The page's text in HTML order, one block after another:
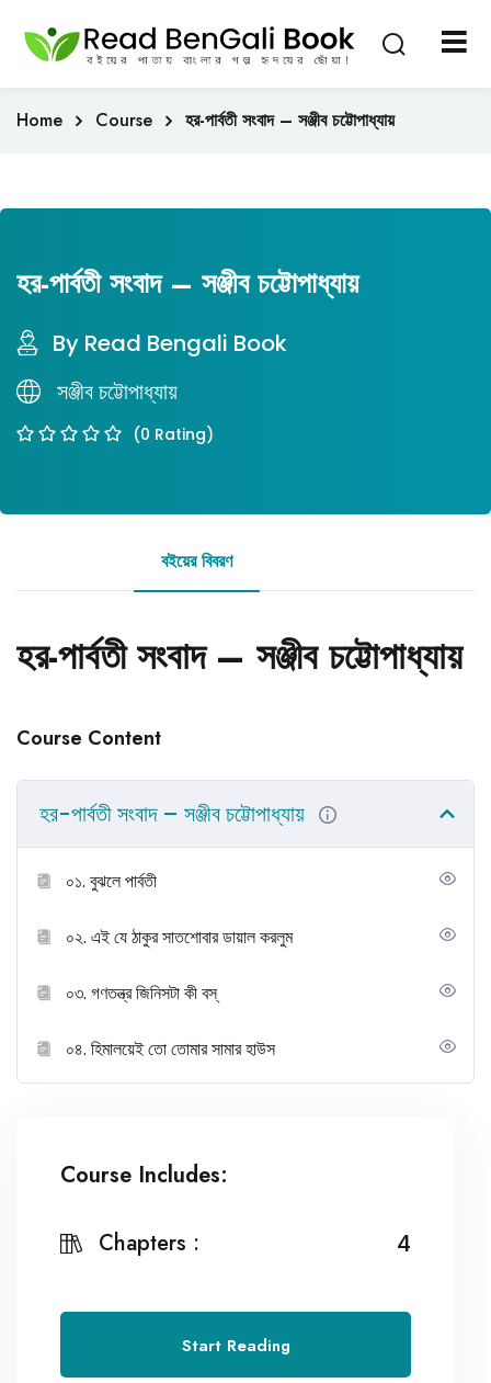
Home Course হর-পার্বতী সংবাদ – সঞ্জীব চট্টোপাধ্যায়
হর-পার্বতী সংবাদ – সঞ্জীব চট্টোপাধ্যায়
By Read Bengali Book
সঞ্জীব চট্টোপাধ্যায়
(0 Rating)
বইয়ের বিবরণ
হর-পার্বতী সংবাদ – সঞ্জীব চট্টোপাধ্যায়
Course Content
হর-পার্বতী সংবাদ – সঞ্জীব চট্টোপাধ্যায়
০১. বুঝলে পার্বতী
০২. এই যে ঠাকুর সাতশোবার ডায়াল করলুম
০৩. গণতন্ত্র জিনিসটা কী বস্
০৪. হিমালয়েই তো তোমার সামার হাউস
Course Includes:
Chapters : 4
Start Reading
Sign in Sign up
Sign in
Remember me